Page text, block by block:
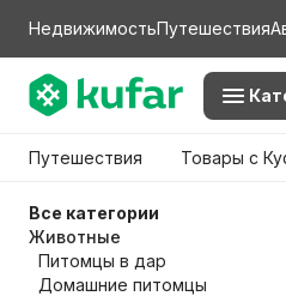
НедвижимостьПутешествия
Путешествия Товары с
Все категории
Животные
Питомцы в дар
Домашние питомцы